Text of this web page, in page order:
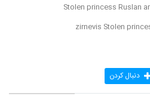
zirnevis Stolen
دنبال کردن